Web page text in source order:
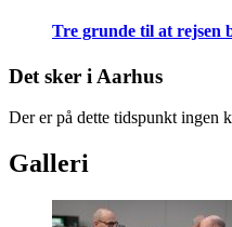
Tre grunde til at rejsen
Det sker i Aarhus
Der er på dette tidspunkt ingen
Galleri